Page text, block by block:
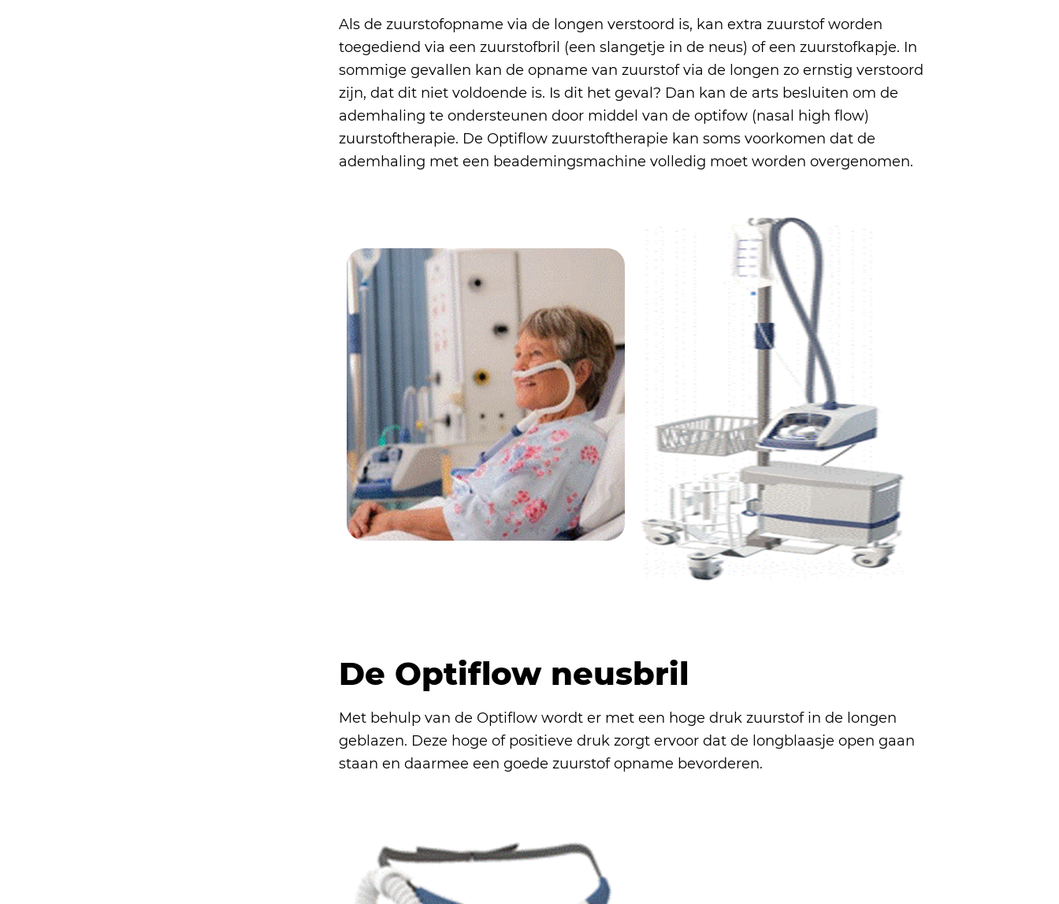
Als de zuurstofopname via de longen verstoord is, kan extra zuurstof worden
toegediend via een zuurstofbril (een slangetje in de neus) of een zuurstofkapje. In
sommige gevallen kan de opname van zuurstof via de longen zo ernstig verstoord
zijn, dat dit niet voldoende is. Is dit het geval? Dan kan de arts besluiten om de
ademhaling te ondersteunen door middel van de optifow (nasal high flow)
zuurstoftherapie. De Optiflow zuurstoftherapie kan soms voorkomen dat de
ademhaling met een beademingsmachine volledig moet worden overgenomen.
De Optiflow neusbril
Met behulp van de Optiflow wordt er met een hoge druk zuurstof in de longen
geblazen. Deze hoge of positieve druk zorgt ervoor dat de longblaasje open gaan
staan en daarmee een goede zuurstof opname bevorderen.